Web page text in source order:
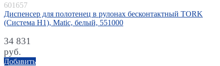
601657
Диспенсер для полотенец в рулонах бесконтактный TORK
(Система H1), Matic, белый, 551000
34 831
руб.
Добавить